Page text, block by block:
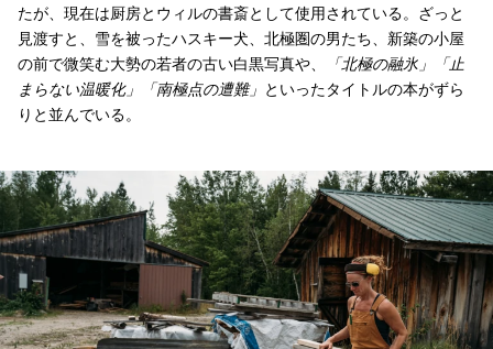
たが、現在は厨房とウィルの書斎として使用されている。ざっと
見渡すと、雪を被ったハスキー犬、北極圏の男たち、新築の小屋
の前で微笑む大勢の若者の古い白黒写真や、
「北極の融氷」「止
まらない温暖化」「南極点の遭難」 といったタイトルの本がずら
りと並んでいる。